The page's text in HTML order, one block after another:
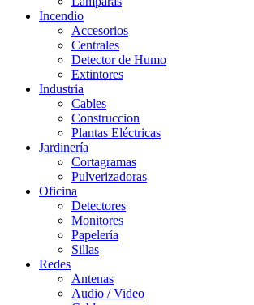
Incendio
Accesorios
Centrales
Detector de Humo
Extintores
Industria
Cables
Construccion
Plantas Eléctricas
Jardinería
Cortagramas
Pulverizadoras
Oficina
Detectores
Monitores
Papelería
Sillas
Redes
Antenas
Audio / Video